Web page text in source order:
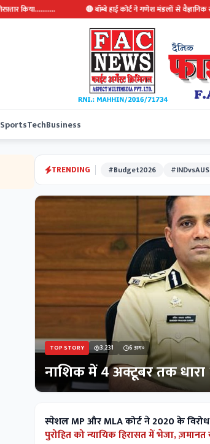
🔴 बॉम्बे हाई कोर्ट ने गणेश मंडलों से वैज्ञानिक सबूत पेश करने को
SportsTechBusiness
TRENDING #Budget2026 #INDvsAUS
TOP STORY 3,231 6 अग॰
नाशिक में 4 अक्टूबर तक धारा
स्पेशल MP और MLA कोर्ट ने 2020 के विरोध-
पुरोहित को न्यायिक हिरासत में भेजा,